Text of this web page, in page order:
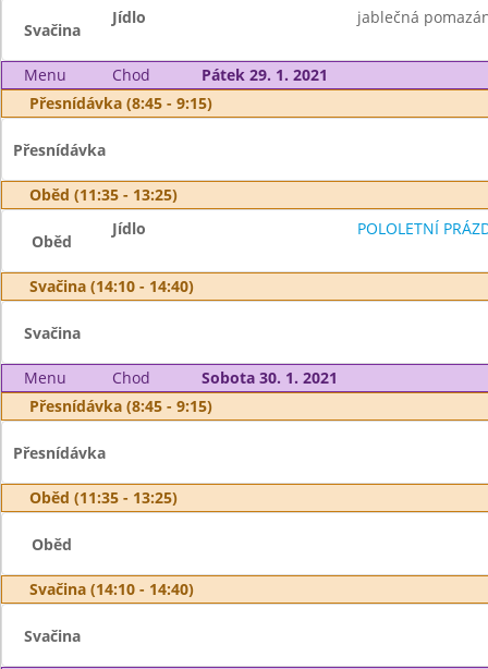
Svačina
Jídlo jablečná
Menu Chod
Pátek 29. 1. 2021
Přesnídávka (8:45 - 9:15)
Přesnídávka
Oběd (11:35 - 13:25)
Oběd
Jídlo POLOLETNÍ
Svačina (14:10 - 14:40)
Svačina
Menu Chod
Sobota 30. 1. 2021
Přesnídávka (8:45 - 9:15)
Přesnídávka
Oběd (11:35 - 13:25)
Oběd
Svačina (14:10 - 14:40)
Svačina